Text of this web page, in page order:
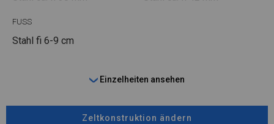
FUSS
Stahl fi 6-9 cm
Einzelheiten ansehen
Zeltkonstruktion ändern